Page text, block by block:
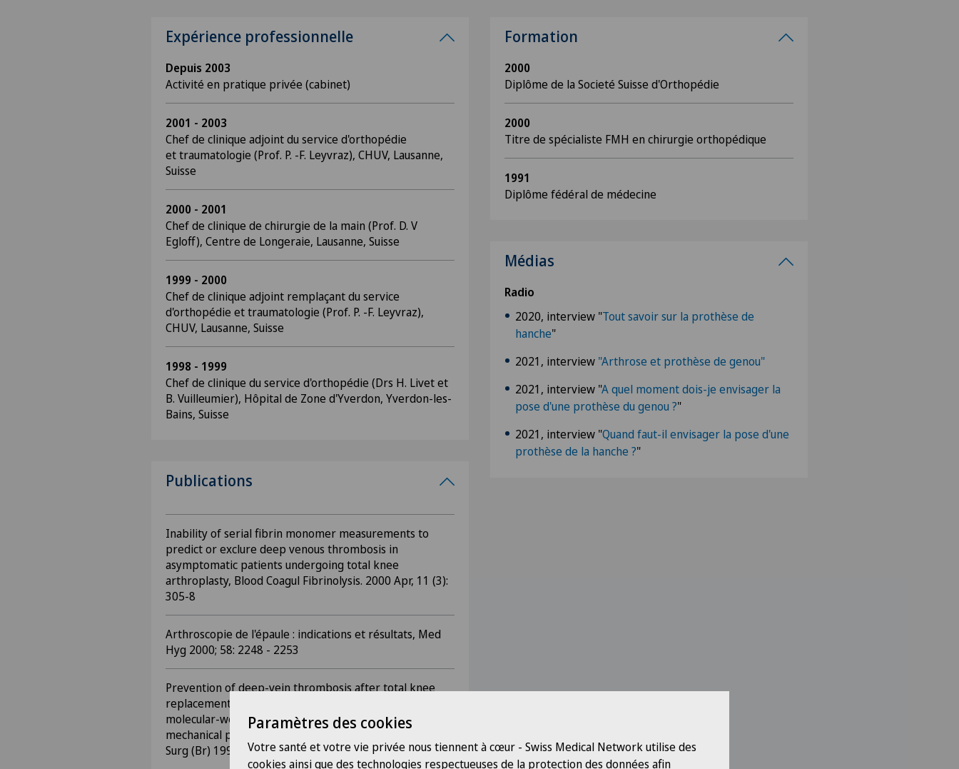
Expérience professionnelle
Depuis 2003
Activité en pratique privée (cabinet)
2001 - 2003
Chef de clinique adjoint du service d'orthopédie
et traumatologie (Prof. P. -F. Leyvraz), CHUV, Lausanne,
Suisse
2000 - 2001
Chef de clinique de chirurgie de la main (Prof. D. V
Egloff), Centre de Longeraie, Lausanne, Suisse
1999 - 2000
Chef de clinique adjoint remplaçant du service
d'orthopédie et traumatologie (Prof. P. -F. Leyvraz),
CHUV, Lausanne, Suisse
1998 - 1999
Chef de clinique du service d'orthopédie (Drs H. Livet et
B. Vuilleumier), Hôpital de Zone d'Yverdon, Yverdon-les-
Bains, Suisse
Publications
Inability of serial fibrin monomer measurements to
predict or exclure deep venous thrombosis in
asymptomatic patients undergoing total knee
arthroplasty, Blood Coagul Fibrinolysis. 2000 Apr, 11 (3):
305-8
Arthroscopie de l'épaule : indications et résultats, Med
Hyg 2000; 58: 2248 - 2253
Prevention of deep-vein thrombosis after total knee
replacement ; randomised comparison between a low-
molecular-weight heparin (Nadroparin) and a
mechanical prophylaxis with a foot pump, J Bone Joint
Surg (Br) 1999; 81-B: 654-9
Formation
2000
Diplôme de la Societé Suisse d'Orthopédie
2000
Titre de spécialiste FMH en chirurgie orthopédique
1991
Diplôme fédéral de médecine
Médias
Radio
2020, interview "Tout savoir sur la prothèse de
hanche"
2021, interview "Arthrose et prothèse de genou"
2021, interview "A quel moment dois-je envisager la
pose d'une prothèse du genou ?"
2021, interview "Quand faut-il envisager la pose d'une
prothèse de la hanche ?"
Paramètres des cookies
Votre santé et votre vie privée nous tiennent à cœur - Swiss Medical Network utilise des
cookies ainsi que des technologies respectueuses de la protection des données afin